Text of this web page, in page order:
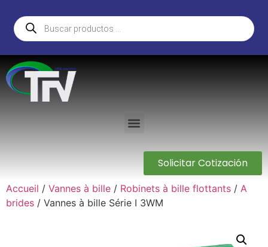
Solicitar Cotización
Accueil / Vannes à bille / Robinets à bille flottants / A
brides / Vannes à bille Série I 3WM